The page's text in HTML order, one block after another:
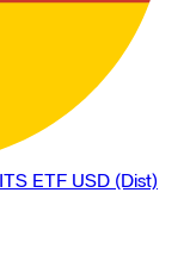
ETF USD (Dist)